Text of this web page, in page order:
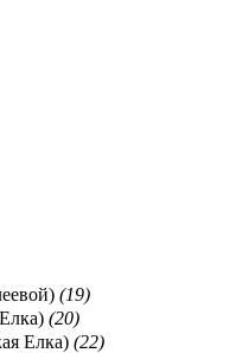
(19)
(20)
Елка) (22)